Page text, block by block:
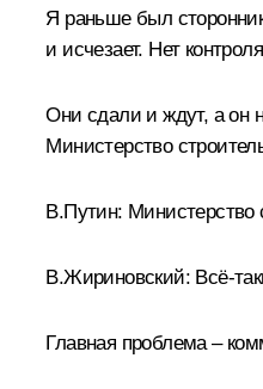
Я раньше был
и исчезает. Нет
Они сдали и ждут, а он
Министерство
В.Путин: Министерство
В.Жириновский: Всё-
Главная проблема –